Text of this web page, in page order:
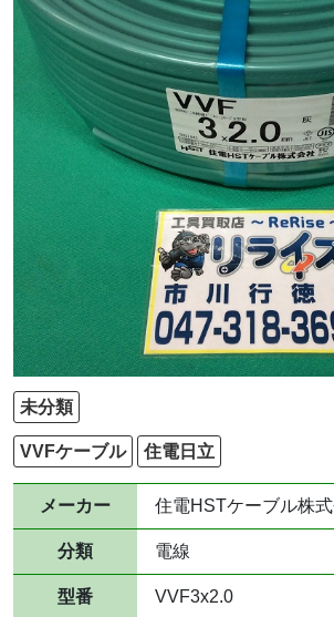
未分類
VVFケーブル 住電日立
メーカー 住電HSTケーブル株
分類 電線
型番 VVF3x2.0